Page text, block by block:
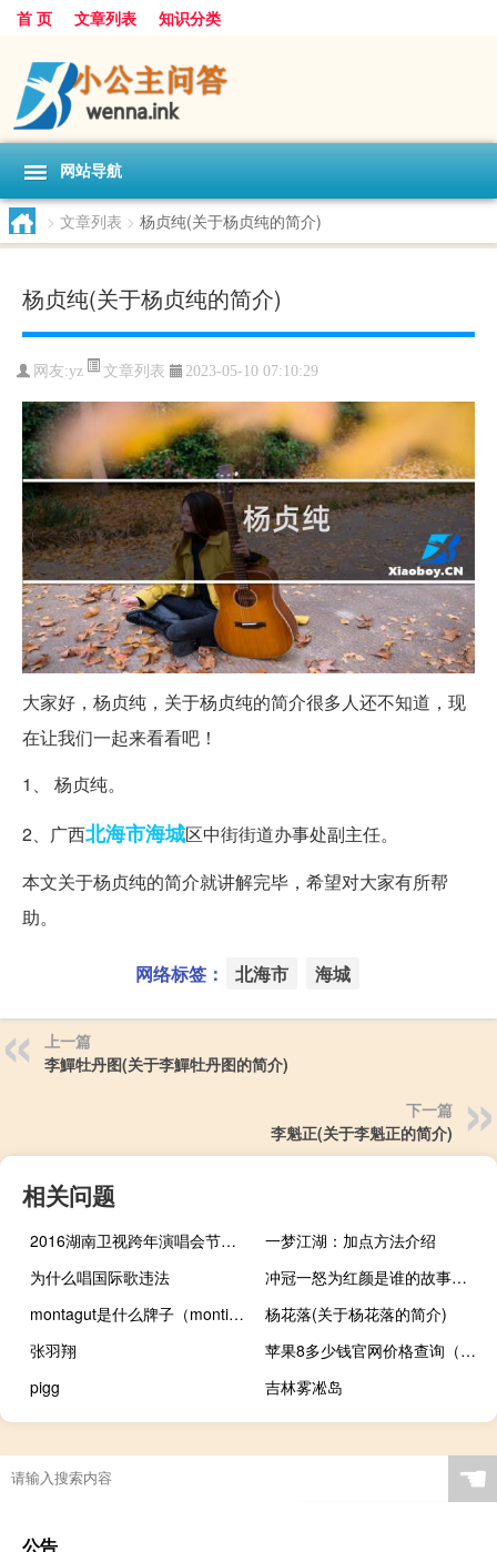
首 页 文章列表 知识分类
网站导航
> 文章列表 > 杨贞纯(关于杨贞纯的简介)
杨贞纯(关于杨贞纯的简介)
网友:yz 文章列表 2023-05-10 07:10:29
大家好，杨贞纯，关于杨贞纯的简介很多人还不知道，现
在让我们一起来看看吧！
1、 杨贞纯。
2、广西北海市海城区中街街道办事处副主任。
本文关于杨贞纯的简介就讲解完毕，希望对大家有所帮
助。
网络标签： 北海市 海城
上一篇
李鱓牡丹图(关于李鱓牡丹图的简介)
下一篇
李魁正(关于李魁正的简介)
相关问题
2016湖南卫视跨年演唱会节目单
一梦江湖：加点方法介绍
为什么唱国际歌违法
冲冠一怒为红颜是谁的故事（冲冠一怒为红颜是谁）
montagut是什么牌子（montian）
杨花落(关于杨花落的简介)
张羽翔
苹果8多少钱官网价格查询（苹果8多少钱）
pigg
吉林雾凇岛
☚
公告